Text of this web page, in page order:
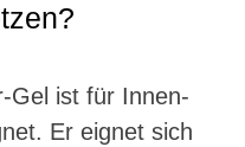
Gel ist für Innen-
Er eignet sich